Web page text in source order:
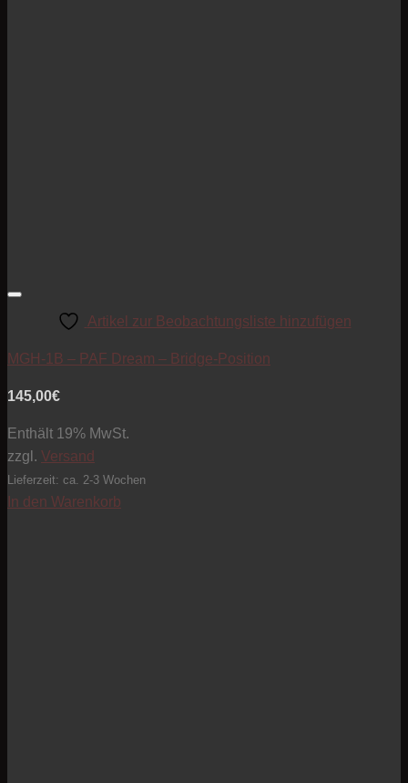
Artikel zur Beobachtungsliste hinzufügen
MGH-1B – PAF Dream – Bridge-Position
145,00€
Enthält 19% MwSt.
zzgl. Versand
Lieferzeit: ca. 2-3 Wochen
In den Warenkorb